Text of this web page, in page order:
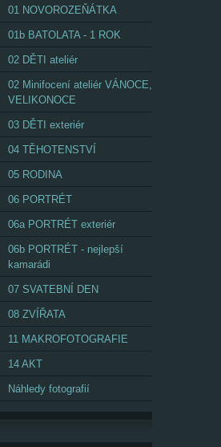
01 NOVOROZEŇÁTKA
01b BATOLATA - 1 ROK
02 DĚTI ateliér
02 Minifocení ateliér VÁNOCE,
VELIKONOCE
03 DĚTI exteriér
04 TĚHOTENSTVÍ
05 RODINA
06 PORTRÉT
06a PORTRÉT exteriér
06b PORTRÉT - nejlepší
kamarádi
07 SVATEBNÍ DEN
08 ZVÍŘATA
11 MAKROFOTOGRAFIE
14 AKT
Náhledy fotografií